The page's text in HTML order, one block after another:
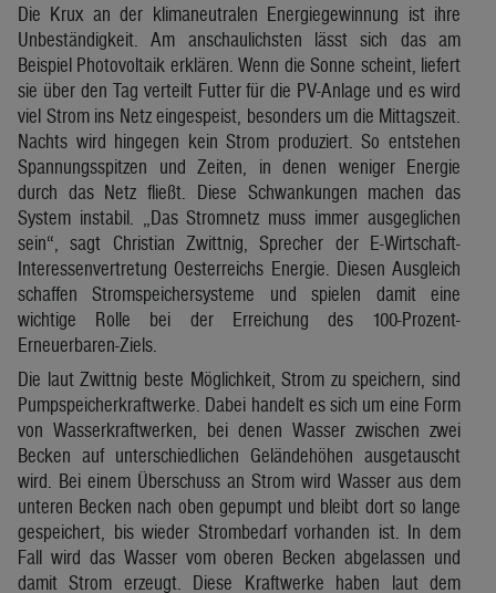
Die Krux an der klimaneutralen Energiegewinnung ist ihre
Unbeständigkeit. Am anschaulichsten lässt sich das am
Beispiel Photovoltaik erklären. Wenn die Sonne scheint, liefert
sie über den Tag verteilt Futter für die PV-Anlage und es wird
viel Strom ins Netz eingespeist, besonders um die Mittagszeit.
Nachts wird hingegen kein Strom produziert. So entstehen
Spannungsspitzen und Zeiten, in denen weniger Energie
durch das Netz fließt. Diese Schwankungen machen das
System instabil. „Das Stromnetz muss immer ausgeglichen
sein“, sagt Christian Zwittnig, Sprecher der E-Wirtschaft-
Interessenvertretung Oesterreichs Energie. Diesen Ausgleich
schaffen Stromspeichersysteme und spielen damit eine
wichtige Rolle bei der Erreichung des 100-Prozent-
Erneuerbaren-Ziels.
Die laut Zwittnig beste Möglichkeit, Strom zu speichern, sind
Pumpspeicherkraftwerke. Dabei handelt es sich um eine Form
von Wasserkraftwerken, bei denen Wasser zwischen zwei
Becken auf unterschiedlichen Geländehöhen ausgetauscht
wird. Bei einem Überschuss an Strom wird Wasser aus dem
unteren Becken nach oben gepumpt und bleibt dort so lange
gespeichert, bis wieder Strombedarf vorhanden ist. In dem
Fall wird das Wasser vom oberen Becken abgelassen und
damit Strom erzeugt. Diese Kraftwerke haben laut dem